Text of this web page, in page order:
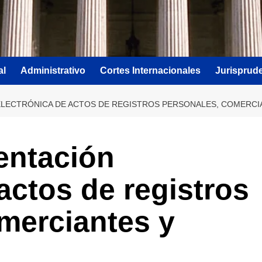
Administrativo Cortes Internacionales
DE ACTOS DE REGISTROS PERSONALES,
de registros
y